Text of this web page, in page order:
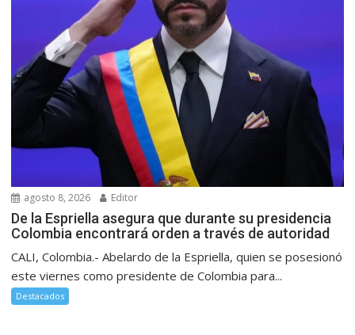
agosto 8, 2026 Editor
De la Espriella asegura que durante su presidencia
Colombia encontrará orden a través de autoridad
CALI, Colombia.- Abelardo de la Espriella, quien se posesionó
este viernes como presidente de Colombia para...
Destacados